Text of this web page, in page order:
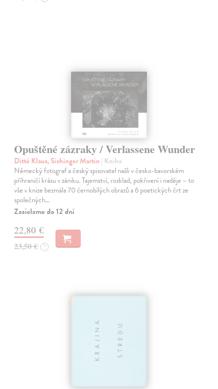
Opuštěné zázraky / Verlassene Wunder
Ditté Klaus, Sichinger Martin | Kniha
Německý fotograf a český spisovatel našli v česko-bavorském
příhraničí krásu v zániku. Tajemství, rozklad, pokřivení i naděje – to
vše v knize bezmála 70 černobílých obrazů a 6 poetických črt ze
společných…
Zasielame do 12 dní
22,80 €
23,50 € ?